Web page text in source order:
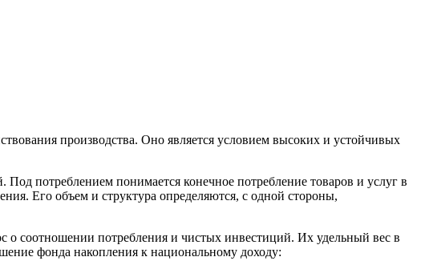
производства. Оно является условием высоких и устойчивых
потреблением понимается конечное потребление товаров и услуг в
Его объем и структура определяются, с одной стороны,
соотношении потребления и чистых инвестиций. Их удельный вес в
фонда накопления к национальному доходу: